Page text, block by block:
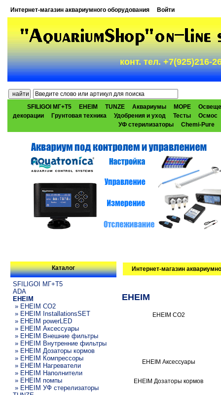
Интернет-магазин аквариумного оборудования Войти
конт. тел. +7(925)216-
SFILIGOI МГ+Т5 EHEIM TUNZE Аквариумы МОРЕ
декорации
Грунтовая техника Удобрения и уход Тесты
Осмос
УФ стерилизаторы
Chemi-Pure
Каталог
SFILIGOI МГ+Т5
ADA
EHEIM
» EHEIM CO2
» EHEIM InstallationsSET
» EHEIM powerLED
» EHEIM Аксессуары
» EHEIM Внешние фильтры
» EHEIM Внутренние фильтры
» EHEIM Дозаторы кормов
» EHEIM Компрессоры
» EHEIM Нагреватели
» EHEIM Наполнители
» EHEIM помпы
» EHEIM УФ стерелизаторы
Интернет-магазин
EHEIM
EHEIM CO2
EHEIM Аксессуары
EHEIM Дозаторы кормов